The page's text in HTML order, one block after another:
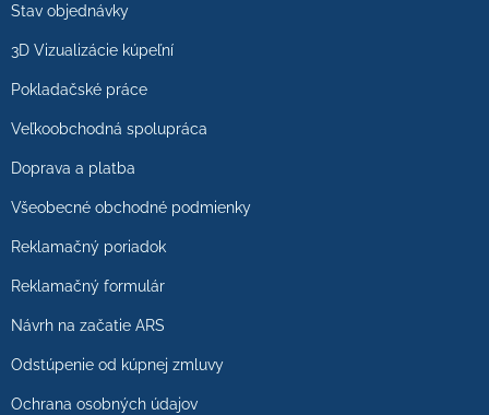
Stav objednávky
3D Vizualizácie kúpeľní
Pokladačské práce
Veľkoobchodná spolupráca
Doprava a platba
Všeobecné obchodné podmienky
Reklamačný poriadok
Reklamačný formulár
Návrh na začatie ARS
Odstúpenie od kúpnej zmluvy
Ochrana osobných údajov